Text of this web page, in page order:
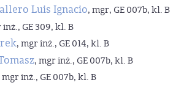
Luis Ignacio, mgr, GE 007b, kl. B
inż., GE 309, kl. B
, mgr inż., GE 014, kl. B
, mgr inż., GE 007b, kl. B
mgr inż., GE 007b, kl. B